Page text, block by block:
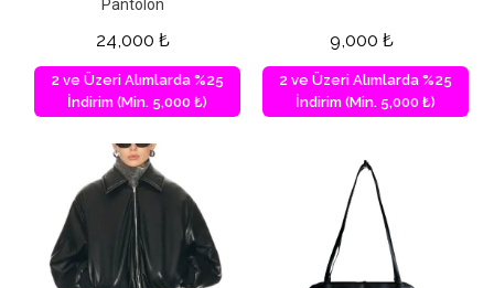
Pantolon
24,000 ₺
2 ve Üzeri Alımlarda %25
İndirim (Min. 5,000 ₺)
9,000 ₺
2 ve Üzeri Alımlarda %25
İndirim (Min. 5,000 ₺)